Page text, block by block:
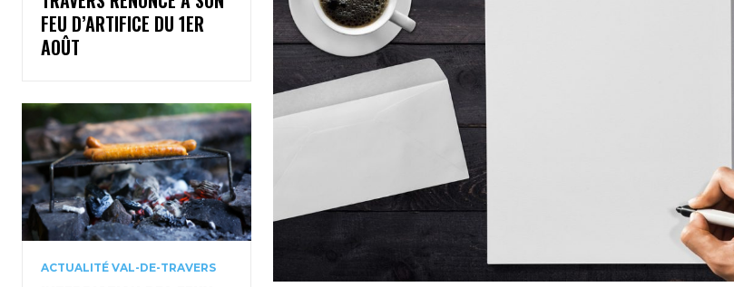
FEU D’ARTIFICE DU 1ER
AOÛT
ACTUALITÉ VAL-DE-TRAVERS